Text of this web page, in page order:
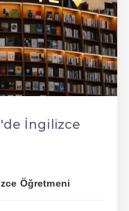
İngilizce
Öğretmeni